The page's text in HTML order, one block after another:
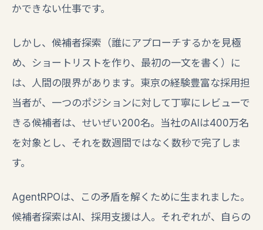
かできない仕事です。
しかし、候補者探索（誰にアプローチするかを見極
め、ショートリストを作り、最初の一文を書く）に
は、人間の限界があります。東京の経験豊富な採用担
当者が、一つのポジションに対して丁寧にレビューで
きる候補者は、せいぜい200名。当社のAIは400万名
を対象とし、それを数週間ではなく数秒で完了しま
す。
AgentRPOは、この矛盾を解くために生まれました。
候補者探索はAI、採用支援は人。それぞれが、自らの